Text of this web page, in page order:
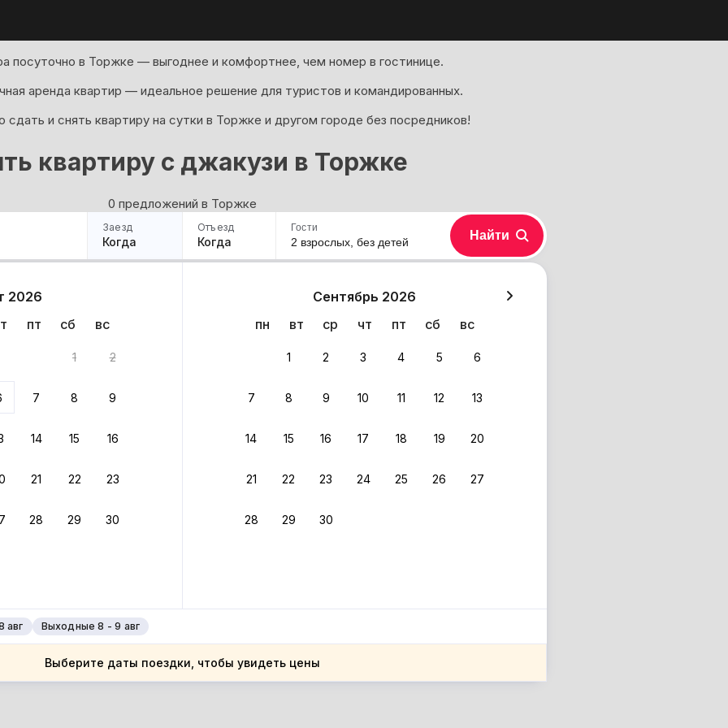
посуточно в Торжке — выгоднее и комфортнее, чем номер в гостинице.
аренда квартир — идеальное решение для туристов и командированных.
и снять квартиру на сутки в Торжке и другом городе без посредников!
квартиру с джакузи в Торжке
0 предложений в Торжке
Заезд
Когда
Отъезд
Когда
2026
пт сб вс
1 2
7 8 9
14 15 16
21 22 23
28 29 30
Сентябрь 2026
пн
вт ср чт пт сб вс
1 2 3 4 5 6
7 8 9 10 11 12 13
14 15 16 17 18 19 20
21 22 23 24 25 26 27
28 29 30
авг Выходные 8 - 9 авг
Выберите даты поездки, чтобы увидеть цены
Гости
2 взрослых, без детей Найти
вариант из результатов поиска не соответствует заданным фильтрам.
область